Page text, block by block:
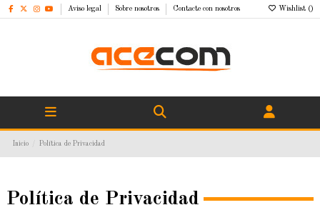
Aviso legal Sobre nosotros Contacte con nosotros Wishlist ( )
Inicio Política de Privacidad
Política de Privacidad